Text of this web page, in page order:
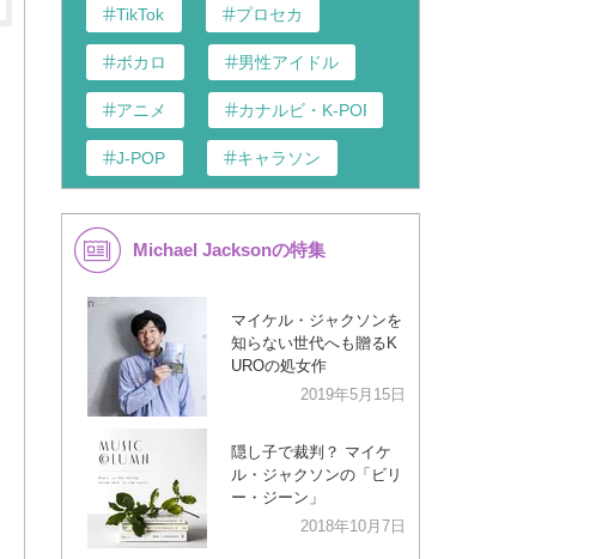
TikTok プロセカ
ボカロ 男性アイドル
アニメ カナルビ・K-POP和訳
J-POP キャラソン
K-POP 演歌・歌謡
バンド
VTuber ディズニー
Michael Jacksonの特集
マイケル・ジャクソンを
知らない世代へも贈るK
UROの処女作
2019年5月15日
隠し子で裁判？ マイケ
ル・ジャクソンの「ビリ
ー・ジーン」
2018年10月7日